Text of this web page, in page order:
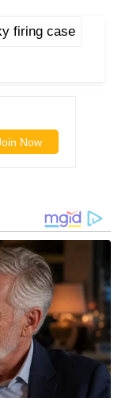
firing case